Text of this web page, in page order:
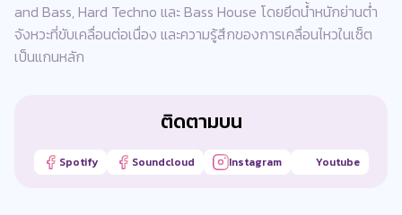
and Bass, Hard Techno และ Bass House โดยยึดน้ำหนักย่านต่ำ
จังหวะที่ขับเคลื่อนต่อเนื่อง และความรู้สึกของการเคลื่อนไหวในเซ็ต
เป็นแกนหลัก
ติดตามบน
Spotify Soundcloud Instagram Youtube